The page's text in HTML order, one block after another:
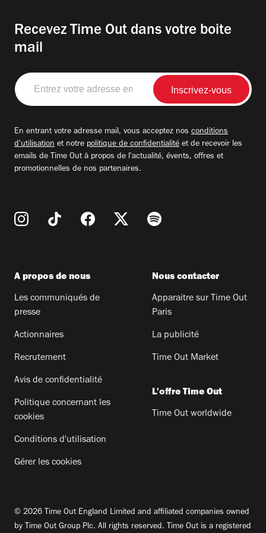
Recevez Time Out dans votre boite
mail
Entrez
votre
adresse
En entrant votre adresse mail, vous acceptez nos conditions
d'utilisation et notre politique de confidentialité et de recevoir les
emails de Time Out à propos de l'actualité, évents, offres et
promotionnelles de nos partenaires.
A propos de nous
Les communiqués de
presse
Actionnaires
Recrutement
Avis de confidentialité
Politique concernant les
cookies
Conditions d'utilisation
Gérer les cookies
Nous contacter
Apparaitre sur Time Out
Paris
La publicité
Time Out Market
L'offre Time Out
Time Out worldwide
© 2026 Time Out England Limited and affiliated companies owned
by Time Out Group Plc. All rights reserved. Time Out is a registered